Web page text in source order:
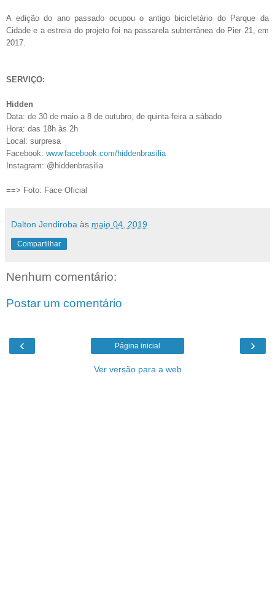
A edição do ano passado ocupou o antigo bicicletário do Parque da
Cidade e a estreia do projeto foi na passarela subterrânea do Pier 21, em
2017.
SERVIÇO:
Hidden
Data: de 30 de maio a 8 de outubro, de quinta-feira a sábado
Hora: das 18h às 2h
Local: surpresa
Facebook: www.facebook.com/hiddenbrasilia
Instagram: @hiddenbrasilia
==> Foto: Face Oficial
Dalton Jendiroba às maio 04, 2019
Compartilhar
Nenhum comentário:
Postar um comentário
‹ ›
Página inicial
Ver versão para a web